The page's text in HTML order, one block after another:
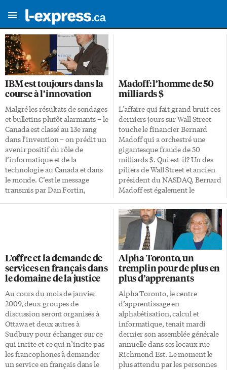
IBM est toujours dans la
course à l’innovation
Malgré les résultats de sondages
et bulletins plutôt alarmants – le
Canada est classé au 13e rang
dans l’invention – on prédit un
avenir positif du rôle de
l’informatique et de la
technologie au Canada et dans
le monde. C’est le message
transmis par Dan Fortin,
sources par le biais de nos
activités de recherche. IBM se
tient au premier rang des
grands innovateurs du siècle»,
déclare Dan Fortin, président
d’IBM Canada. […]
Madoff: l’homme de 50
milliards $
L’affaire qui fait grand bruit ces
derniers jours sur Wall Street
touche le financier Bernard
Madoff qui a orchestré une
gigantesque fraude de 50
milliards $. Qui est-il? Un des
piliers de Wall Street et ancien
président du NASDAQ, Bernard
Madoff est également le
Madoff Investment Securities,
une firme d’investissements
d’excellente réputation. Cette
firme se targue d’utiliser un
modèle de placement
révolutionnaire et confidentiel
qui permet d’obtenir un
rendement constant et
favorable peu importe les
conditions du marché. La
réputation du personnage, son
charisme, sa classe et sa
générosité ont convaincu les
investisseurs de lui faire […]
L’offre et la demande de
services en français dans
le domaine de la justice
Au cours du mois de janvier
2009, deux groupes de
discussion seront organisés à
Ottawa et deux autres à
Sudbury pour échanger sur ce
qui incite et ce qui n’incite pas
les francophones à demander
un service en français dans le
Alpha Toronto, un
tremplin pour de plus en
plus d’apprenants
Alpha Toronto, le centre
d’apprentissage en
alphabétisation, calcul et
informatique, tenait mardi
dernier son assemblée générale
annuelle dans ses locaux rue
Richmond Est. Le moment le
plus attendu par les personnes